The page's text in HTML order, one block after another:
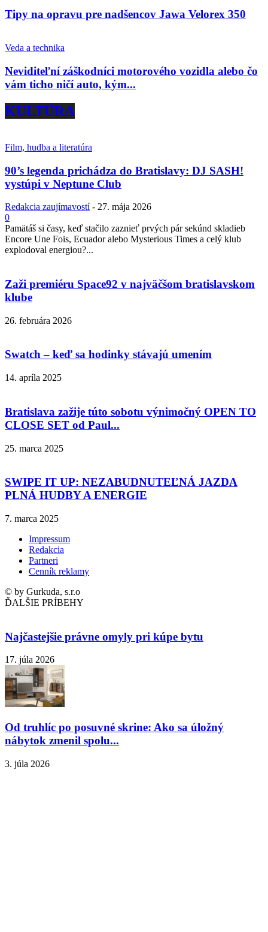
Tipy na opravu pre nadšencov Jawa Velorex 350
Veda a technika
Neviditeľní záškodníci motorového vozidla alebo čo
vám ticho ničí auto, kým...
KULTÚRA
Film, hudba a literatúra
90’s legenda prichádza do Bratislavy: DJ SASH!
vystúpi v Neptune Club
Redakcia zaujímavostí - 27. mája 2026
0
Pamätáš si časy, keď stačilo zaznieť prvých pár sekúnd skladieb
Encore Une Fois, Ecuador alebo Mysterious Times a celý klub
explodoval energiou?...
Zaži premiéru Space92 v najväčšom bratislavskom
klube
26. februára 2026
Swatch – keď sa hodinky stávajú umením
14. apríla 2025
Bratislava zažije túto sobotu výnimočný OPEN TO
CLOSE SET od Paul...
25. marca 2025
SWIPE IT UP: NEZABUDNUTEĽNÁ JAZDA
PLNÁ HUDBY A ENERGIE
7. marca 2025
Impressum
Redakcia
Partneri
Cenník reklamy
© by Gurkuda, s.r.o
ĎALŠIE PRÍBEHY
Najčastejšie právne omyly pri kúpe bytu
17. júla 2026
Od truhlíc po posuvné skrine: Ako sa úložný
nábytok zmenil spolu...
3. júla 2026